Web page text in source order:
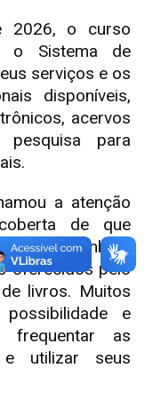
2026, o curso
o Sistema de
serviços e os
disponíveis,
acervos
para
a atenção
de que
também
oferecidos pelo
livros. Muitos
e
frequentar as
e utilizar seus